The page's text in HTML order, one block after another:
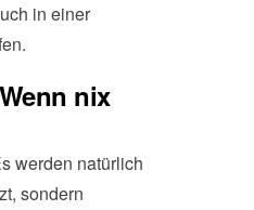
in einer
nix
werden natürlich
sondern